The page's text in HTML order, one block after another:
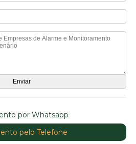
por Whatsapp
pelo Telefone